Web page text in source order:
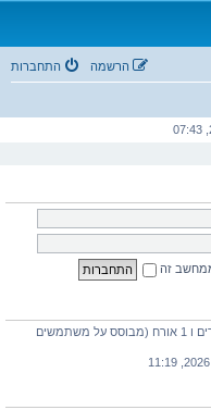
התחברות הרשמה
זה
משתמש מחובר :: 0 רשומים, 0 מוסתרים ו 1 אורח (מבוסס על משתמשים